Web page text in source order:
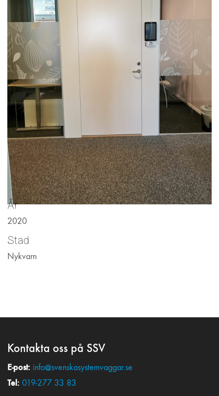
År
2020
Stad
Nykvarn
Kontakta oss på SSV
E-post: info@svenskasystemvaggar.se
Tel: 019-277 33 83